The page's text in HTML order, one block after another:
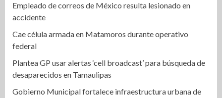
Empleado de correos de México resulta lesionado en
accidente
Cae célula armada en Matamoros durante operativo
federal
Plantea GP usar alertas ‘cell broadcast’ para búsqueda de
desaparecidos en Tamaulipas
Gobierno Municipal fortalece infraestructura urbana de